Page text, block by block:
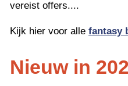
vereist offers....
Kijk hier voor alle fantasy
Nieuw in